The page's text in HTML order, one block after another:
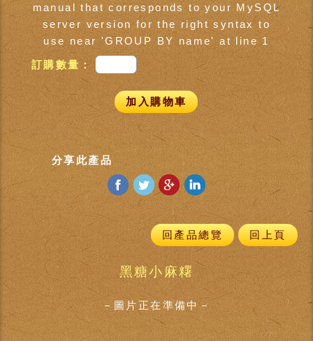
manual that corresponds to your MySQL
server version for the right syntax to
use near 'GROUP BY name' at line 1
訂購數量：
加入購物車
分享此產品
回產品總覽 回上頁
黑糖小麻糬
－圖片正在準備中－